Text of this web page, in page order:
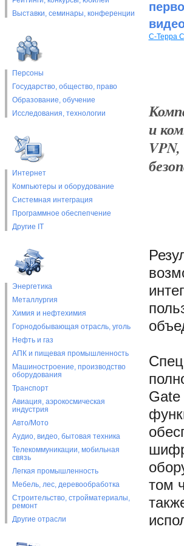
Выставки, cеминары, конференции
Персоны
Государство, общество, право
Образование, обучение
Исследования, технологии
Интернет
Компьютеры и оборудование
Системная интеграция
Программное обеспепчение
Другие IT
Энергетика
Металлургия
Химия и нефтехимия
Горнодобывающая отрасль, уголь
Нефть и газ
АПК и пищевая промышленность
Машиностроение, производство
оборудования
Транспорт
Авиация, аэрокосмическая
индустрия
Авто/Мото
Аудио, видео, бытовая техника
Телекоммуникации, мобильная
связь
Легкая промышленность
Мебель, лес, деревообработка
Строительство, стройматериалы,
ремонт
Другие отрасли
С-Терра
и
том